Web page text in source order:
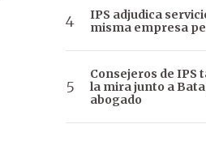
IPS adjudica
misma empresa
Consejeros de IPS
la mira junto a
abogado